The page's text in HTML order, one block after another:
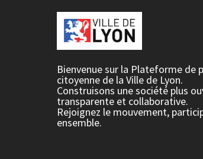
Bienvenue sur la Plateforme de
citoyenne de la Ville de Lyon.
Construisons une société plus
transparente et collaborative.
Rejoignez le mouvement,
ensemble.